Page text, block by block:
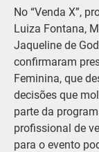
No “Venda X”,
Luiza Fontana,
Jaqueline de
confirmaram
Feminina, que
decisões que
parte da
profissional de
para o evento